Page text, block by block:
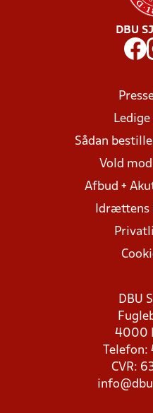
DBU
Sådan
Vold
Afbud +
Idrættens
DBU
4000
CVR: